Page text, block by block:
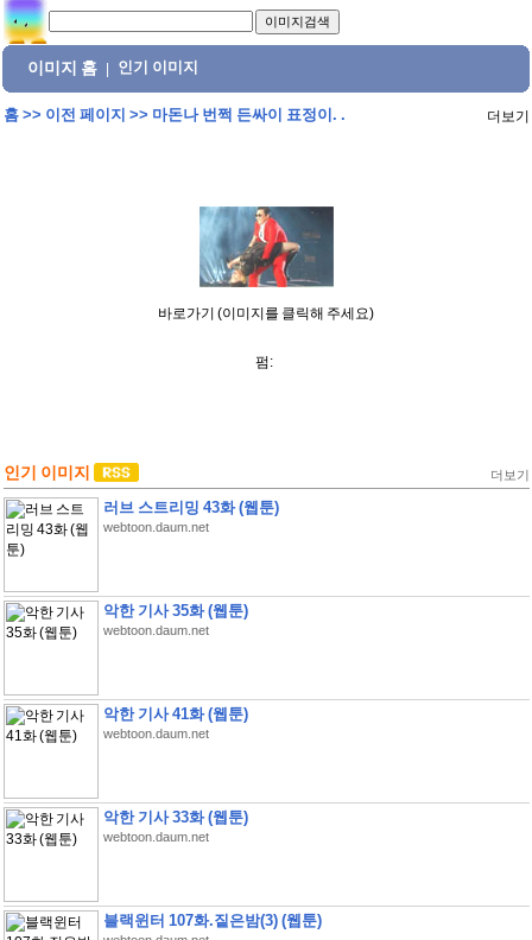
이미지 홈 인기 이미지
홈>> 이전 페이지 >> 마돈나 번쩍 든싸이 표정이. . 더보기
바로가기 (이미지를 클릭해 주세요)
펌:
인기 이미지 더보기
러브 스트리밍 43화 (웹툰)
webtoon.daum.net
악한 기사 35화 (웹툰)
webtoon.daum.net
악한 기사 41화 (웹툰)
webtoon.daum.net
악한 기사 33화 (웹툰)
webtoon.daum.net
블랙윈터 107화.짙은밤(3) (웹툰)